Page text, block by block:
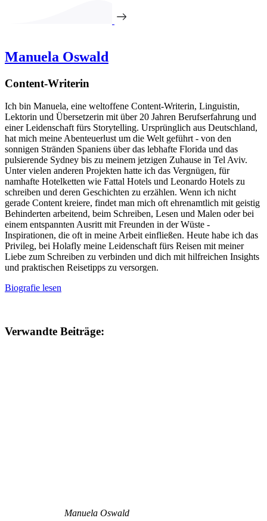
Manuela Oswald
Content-Writerin
Ich bin Manuela, eine weltoffene Content-Writerin, Linguistin,
Lektorin und Übersetzerin mit über 20 Jahren Berufserfahrung und
einer Leidenschaft fürs Storytelling. Ursprünglich aus Deutschland,
hat mich meine Abenteuerlust um die Welt geführt - von den
sonnigen Stränden Spaniens über das lebhafte Florida und das
pulsierende Sydney bis zu meinem jetzigen Zuhause in Tel Aviv.
Unter vielen anderen Projekten hatte ich das Vergnügen, für
namhafte Hotelketten wie Fattal Hotels und Leonardo Hotels zu
schreiben und deren Geschichten zu erzählen. Wenn ich nicht
gerade Content kreiere, findet man mich oft ehrenamtlich mit geistig
Behinderten arbeitend, beim Schreiben, Lesen und Malen oder bei
einem entspannten Ausritt mit Freunden in der Wüste -
Inspirationen, die oft in meine Arbeit einfließen. Heute habe ich das
Privileg, bei Holafly meine Leidenschaft fürs Reisen mit meiner
Liebe zum Schreiben zu verbinden und dich mit hilfreichen Insights
und praktischen Reisetipps zu versorgen.
Biografie lesen
Verwandte Beiträge:
Manuela Oswald